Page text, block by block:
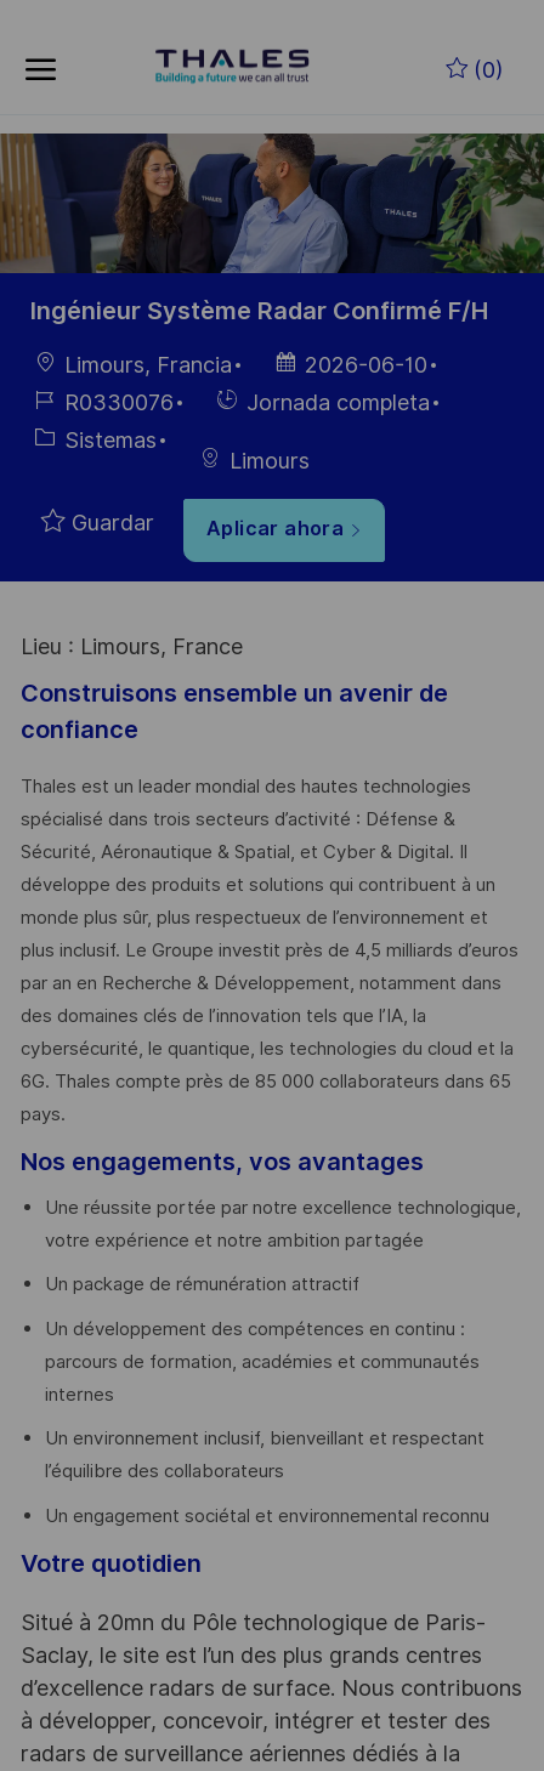
(0)
-
Ingénieur Système Radar Confirmé F/H
Ubicación
Limours, Francia
Fecha de
publicación
2026-06-10
ID de
empleo
R0330076
HiringJornada completa
Categoría
Sistemas
Limours
Guardar Aplicar ahora
Lieu : Limours, France
Construisons ensemble un avenir de
confiance
Thales est un leader mondial des hautes technologies
spécialisé dans trois secteurs d’activité : Défense &
Sécurité, Aéronautique & Spatial, et Cyber & Digital. Il
développe des produits et solutions qui contribuent à un
monde plus sûr, plus respectueux de l’environnement et
plus inclusif. Le Groupe investit près de 4,5 milliards d’euros
par an en Recherche & Développement, notamment dans
des domaines clés de l’innovation tels que l’IA, la
cybersécurité, le quantique, les technologies du cloud et la
6G. Thales compte près de 85 000 collaborateurs dans 65
pays. ​
Nos engagements, vos avantages
Une réussite portée par notre excellence technologique,
votre expérience et notre ambition partagée
Un package de rémunération attractif
Un développement des compétences en continu :
parcours de formation, académies et communautés
internes
Un environnement inclusif, bienveillant et respectant
l’équilibre des collaborateurs
Un engagement sociétal et environnemental reconnu
Votre quotidien
Situé à 20mn du Pôle technologique de Paris-
Saclay, le site est l’un des plus grands centres
d’excellence radars de surface. Nous contribuons
à développer, concevoir, intégrer et tester des
radars de surveillance aériennes dédiés à la